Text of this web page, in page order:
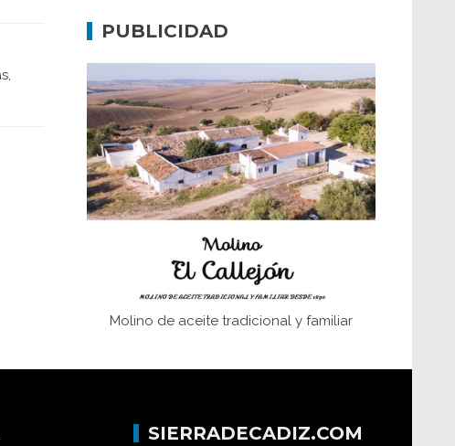
concentración nazis
fundaciones de Bornos
El Frente Popular. Ubrique, febrero-julio
1936
Juntar las letras. La alfabetización en el
campo: del afán de saber a la
Historia y vivencias del poblado de Los
PUBLICIDAD
Molino de aceite tradicional y familiar
SIERRADECADIZ.COM